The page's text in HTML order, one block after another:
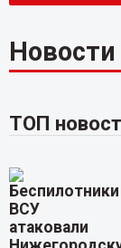
ТОП